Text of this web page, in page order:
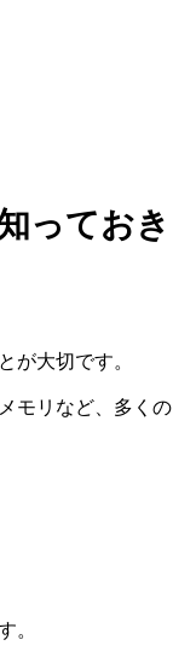
っておき
が大切です。
モリなど、多くの
。